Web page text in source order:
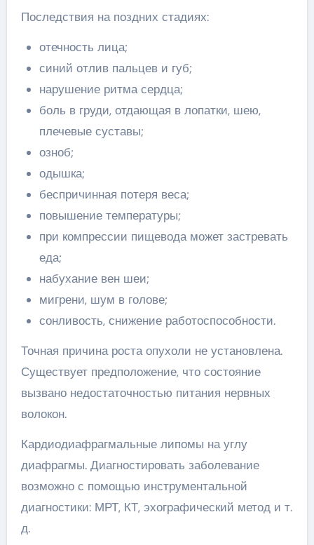
Последствия на поздних стадиях:
отечность лица;
синий отлив пальцев и губ;
нарушение ритма сердца;
боль в груди, отдающая в лопатки, шею,
плечевые суставы;
озноб;
одышка;
беспричинная потеря веса;
повышение температуры;
при компрессии пищевода может застревать
еда;
набухание вен шеи;
мигрени, шум в голове;
сонливость, снижение работоспособности.
Точная причина роста опухоли не установлена.
Существует предположение, что состояние
вызвано недостаточностью питания нервных
волокон.
Кардиодиафрагмальные липомы на углу
диафрагмы. Диагностировать заболевание
возможно с помощью инструментальной
диагностики: МРТ, КТ, эхографический метод и т.
д.